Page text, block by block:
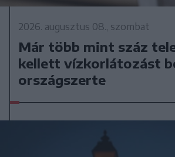
2026. augusztus 08., szombat
Már több mint száz
kellett vízkorlátozást
országszerte